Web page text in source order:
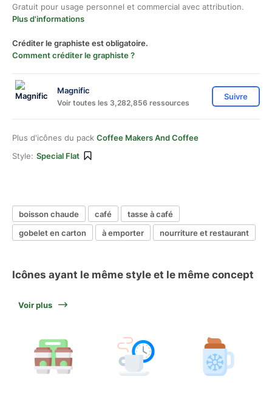
Gratuit pour usage personnel et commercial avec attribution.
Plus d'informations
Créditer le graphiste est obligatoire.
Comment créditer le graphiste ?
Magnific
Voir toutes les 3,282,856 ressources
Suivre
Plus d'icônes du pack Coffee Makers And Coffee
Style: Special Flat
boisson chaude café
tasse à café
gobelet en carton
à emporter nourriture et restaurant
Icônes ayant le même style et le même concept
Voir plus